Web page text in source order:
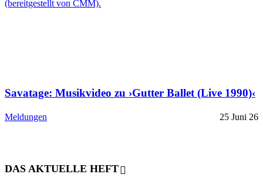
Savatage: Musikvideo zu ›Gutter Ballet (Live 1990)‹
Meldungen 25 Juni 26
DAS AKTUELLE HEFT